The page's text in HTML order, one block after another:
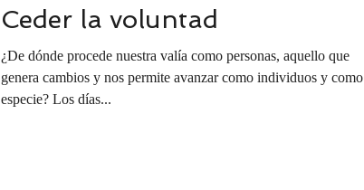
Ceder la voluntad
¿De dónde procede nuestra valía como personas, aquello que
genera cambios y nos permite avanzar como individuos y como
especie? Los días...